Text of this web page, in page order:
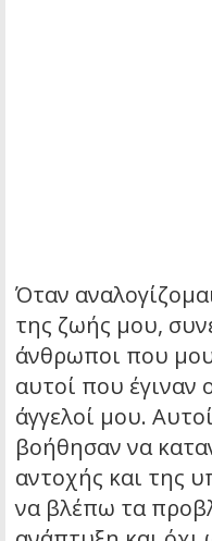
Όταν
της ζωής μου,
άνθρωποι που μου
αυτοί που έγιναν
άγγελοί μου.
βοήθησαν να
αντοχής και της
να βλέπω τα